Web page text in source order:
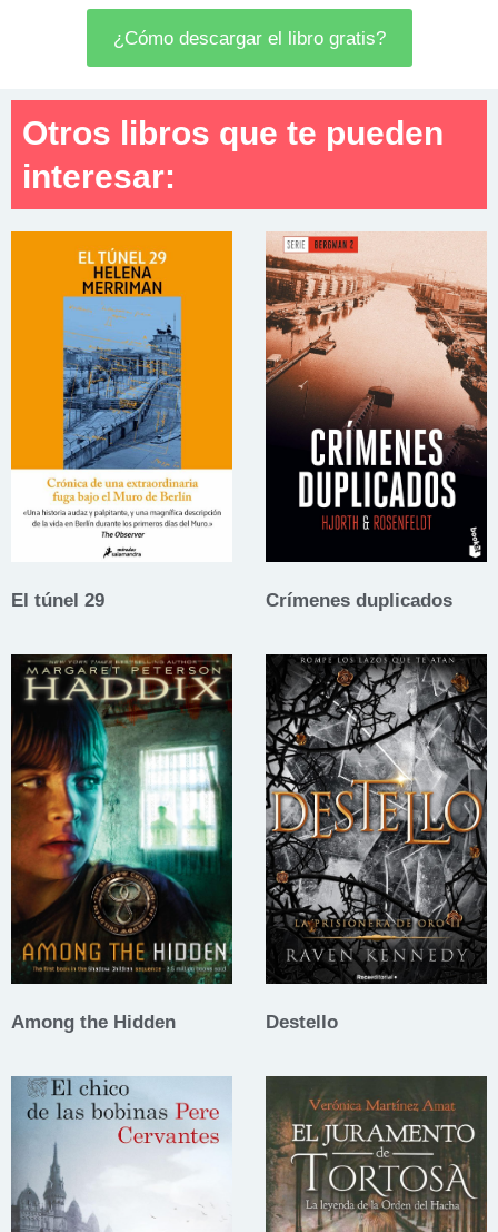
¿Cómo descargar el libro gratis?
Otros libros que te pueden
interesar:
El túnel 29 Crímenes duplicados
Among the Hidden Destello